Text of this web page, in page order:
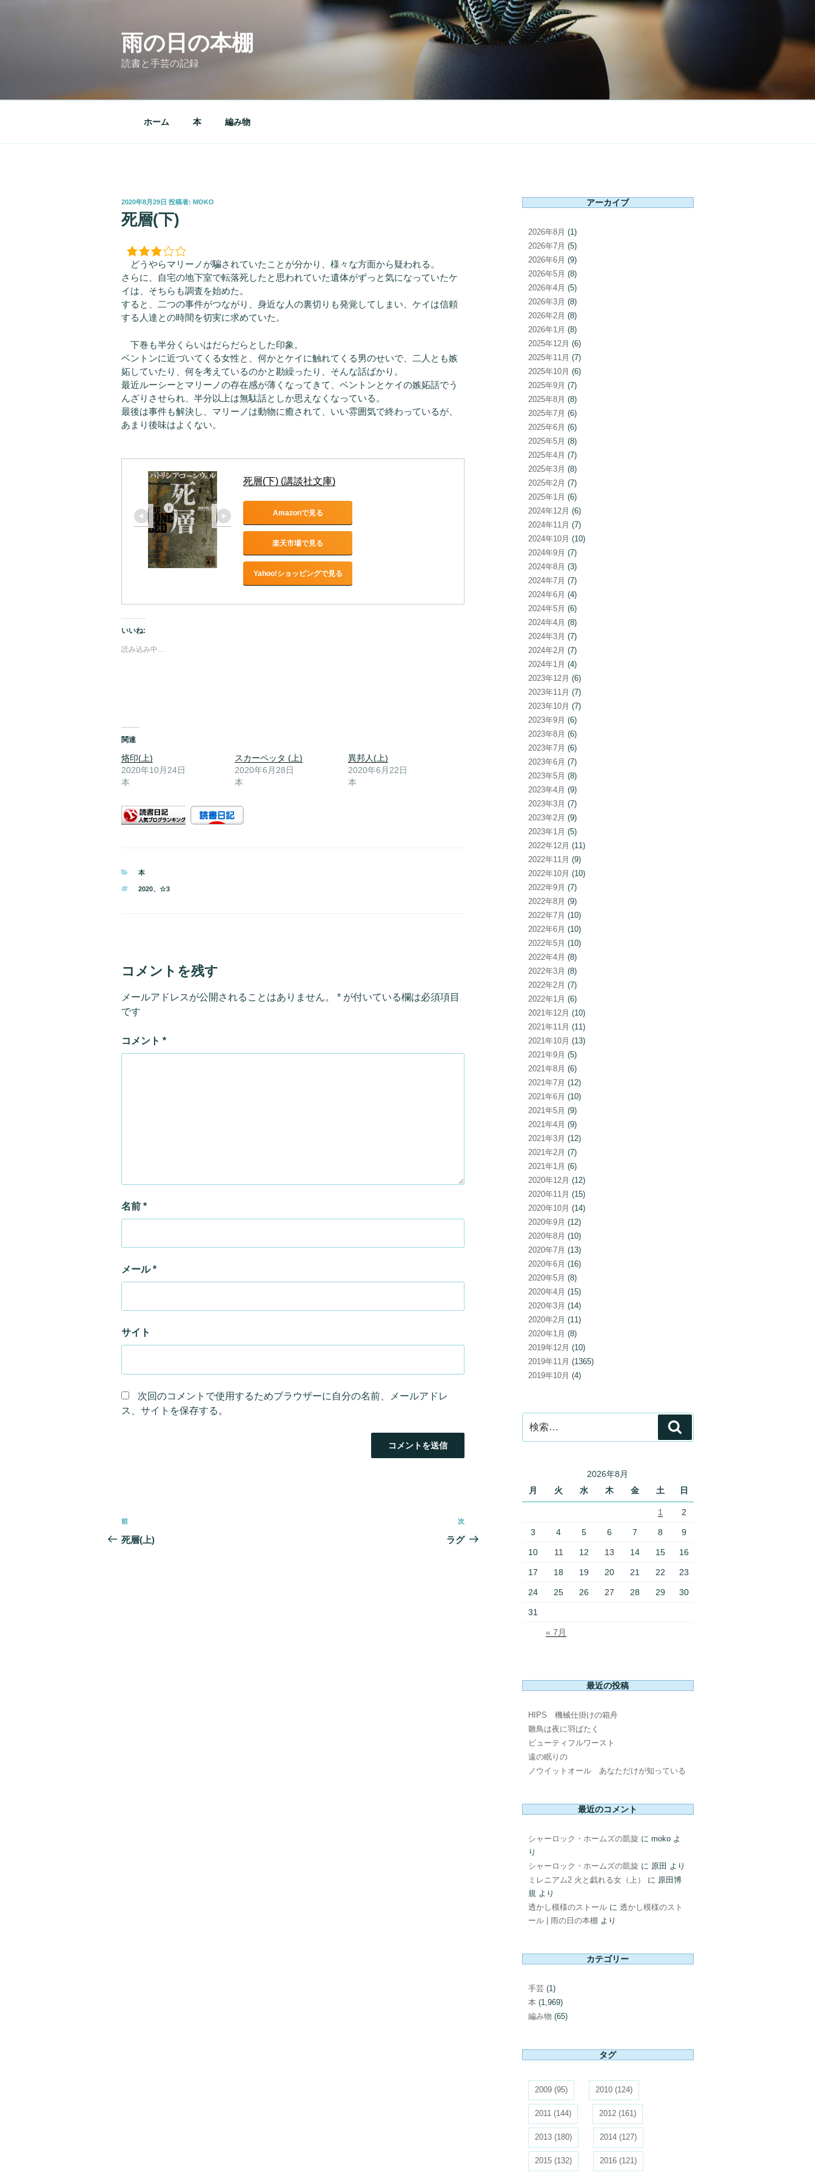
雨の日の本棚
読書と手芸の記録
ホーム 本 編み物
投
稿
日:
2020年8月29日 投稿者: MOKO
死層(下)
どうやらマリーノが騙されていたことが分かり、様々な方面から疑われる。
さらに、自宅の地下室で転落死したと思われていた遺体がずっと気になっていたケ
イは、そちらも調査を始めた。
すると、二つの事件がつながり、身近な人の裏切りも発覚してしまい、ケイは信頼
する人達との時間を切実に求めていた。
下巻も半分くらいはだらだらとした印象。
ベントンに近づいてくる女性と、何かとケイに触れてくる男のせいで、二人とも嫉
妬していたり、何を考えているのかと勘繰ったり、そんな話ばかり。
最近ルーシーとマリーノの存在感が薄くなってきて、ベントンとケイの嫉妬話でう
んざりさせられ、半分以上は無駄話としか思えなくなっている。
最後は事件も解決し、マリーノは動物に癒されて、いい雰囲気で終わっているが、
あまり後味はよくない。
死層(下) (講談社文庫)
Amazonで見る
楽天市場で見る
Yahoo!ショッピングで見る
いいね:
読み込み中…
関連
烙印(上)
2020年10月24日
本
スカーペッタ (上)
2020年6月28日
本
異邦人(上)
2020年6月22日
本
カ
ゴ
本
タ
2020、 ☆3
コメントを残す
メールアドレスが公開されることはありません。 * が付いている欄は必須項目
です
コメント *
名前 *
メール*
サイト
次回のコメントで使用するためブラウザーに自分の名前、メールアドレ
ス、サイトを保存する。
稿
ナ
前
の
前
死層(上)
次
の
次
ラグ
アーカイブ
2026年8月 (1)
2026年7月 (5)
2026年6月 (9)
2026年5月 (8)
2026年4月 (5)
2026年3月 (8)
2026年2月 (8)
2026年1月 (8)
2025年12月 (6)
2025年11月 (7)
2025年10月 (6)
2025年9月 (7)
2025年8月 (8)
2025年7月 (6)
2025年6月 (6)
2025年5月 (8)
2025年4月 (7)
2025年3月 (8)
2025年2月 (7)
2025年1月 (6)
2024年12月 (6)
2024年11月 (7)
2024年10月 (10)
2024年9月 (7)
2024年8月 (3)
2024年7月 (7)
2024年6月 (4)
2024年5月 (6)
2024年4月 (8)
2024年3月 (7)
2024年2月 (7)
2024年1月 (4)
2023年12月 (6)
2023年11月 (7)
2023年10月 (7)
2023年9月 (6)
2023年8月 (6)
2023年7月 (6)
2023年6月 (7)
2023年5月 (8)
2023年4月 (9)
2023年3月 (7)
2023年2月 (9)
2023年1月 (5)
2022年12月 (11)
2022年11月 (9)
2022年10月 (10)
2022年9月 (7)
2022年8月 (9)
2022年7月 (10)
2022年6月 (10)
2022年5月 (10)
2022年4月 (8)
2022年3月 (8)
2022年2月 (7)
2022年1月 (6)
2021年12月 (10)
2021年11月 (11)
2021年10月 (13)
2021年9月 (5)
2021年8月 (6)
2021年7月 (12)
2021年6月 (10)
2021年5月 (9)
2021年4月 (9)
2021年3月 (12)
2021年2月 (7)
2021年1月 (6)
2020年12月 (12)
2020年11月 (15)
2020年10月 (14)
2020年9月 (12)
2020年8月 (10)
2020年7月 (13)
2020年6月 (16)
2020年5月 (8)
2020年4月 (15)
2020年3月 (14)
2020年2月 (11)
2020年1月 (8)
2019年12月 (10)
2019年11月 (1365)
2019年10月 (4)
索:
索
2026年8月
月
火 水 木 金 土 日
1 2
3 4 5 6 7 8 9
10 11 12 13 14 15 16
17 18 19 20 21 22 23
24 25 26 27 28 29 30
31
« 7月
最近の投稿
HIPS 機械仕掛けの箱舟
雛鳥は夜に羽ばたく
ビューティフルワースト
遠の眠りの
ノウイットオール あなただけが知っている
最近のコメント
シャーロック・ホームズの凱旋 に mokoよ
り
シャーロック・ホームズの凱旋 に 原田 より
ミレニアム2 火と戯れる女（上）
に 原田博
規より
透かし模様のストールに 透かし模様のスト
ール | 雨の日の本棚 より
カテゴリー
手芸(1)
本 (1,969)
編み物 (65)
タグ
2009(95) 2010(124)
2011(144) 2012(161)
2013(180) 2014(127)
2015(132) 2016(121)